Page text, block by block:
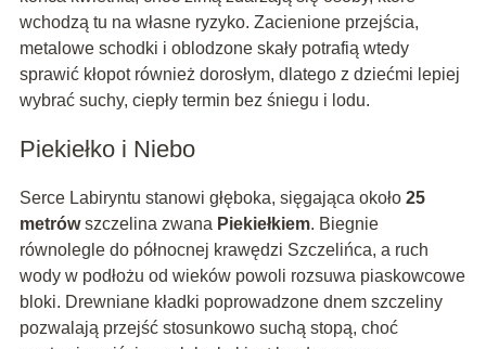
wchodzą tu na własne ryzyko. Zacienione przejścia,
metalowe schodki i oblodzone skały potrafią wtedy
sprawić kłopot również dorosłym, dlatego z dziećmi lepiej
wybrać suchy, ciepły termin bez śniegu i lodu.
Piekiełko i Niebo
Serce Labiryntu stanowi głęboka, sięgająca około 25
metrówszczelina zwana Piekiełkiem. Biegnie
równolegle do północnej krawędzi Szczelińca, a ruch
wody w podłożu od wieków powoli rozsuwa piaskowcowe
bloki. Drewniane kładki poprowadzone dnem szczeliny
pozwalają przejść stosunkowo suchą stopą, choć